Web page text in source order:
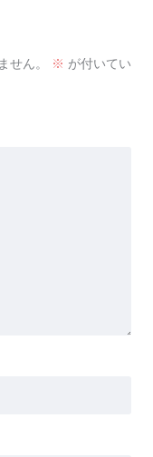
せん。 ※ が付いてい